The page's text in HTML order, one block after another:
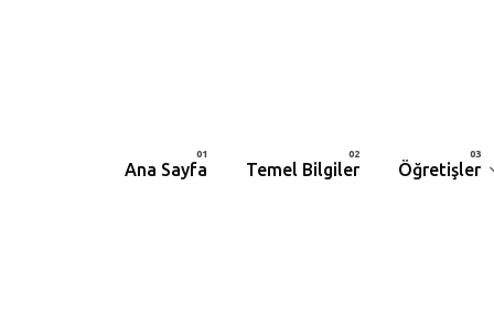
Ana Sayfa Temel Bilgiler Öğretişler